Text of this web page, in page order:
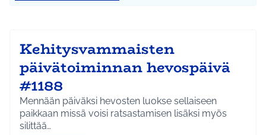
Kehitysvammaisten
päivätoiminnan hevospäivä
#1188
Mennään päiväksi hevosten luokse sellaiseen
paikkaan missä voisi ratsastamisen lisäksi myös
silittää…